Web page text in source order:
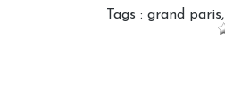
Tags : grand paris,